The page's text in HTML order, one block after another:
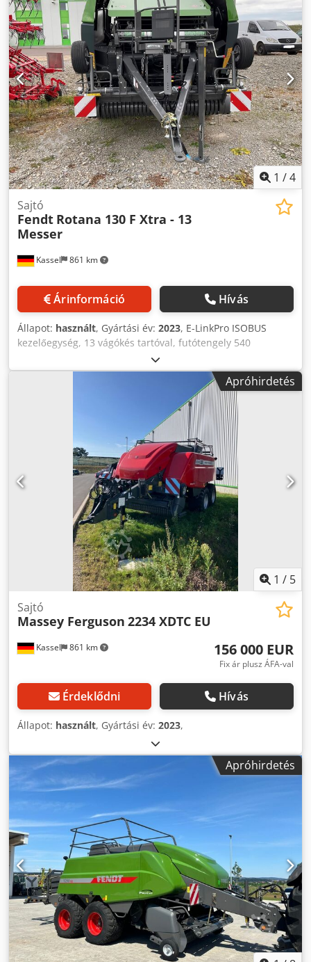
1 /4
Kassel 861 km
Sajtó
Fendt Rotana 130 F Xtra - 13
Messer
Árinformáció Hívás
Állapot: használt, Gyártási év: 2023, E-LinkPro ISOBUS
kezelőegység, 13 vágókés tartóval, futótengely 540
ford/perc / hajtómű, kiegészítő hálótartó, ékek,
préshengercsapágy (utánkenhető), fix vonófej 40 mm
Apróhirdetés
1 / 5
Kassel 861 km
Sajtó
Massey Ferguson 2234 XDTC EU
156 000 EUR
Fix ár plusz ÁFA-val
Érdeklődni Hívás
Állapot: használt, Gyártási év: 2023,
Apróhirdetés